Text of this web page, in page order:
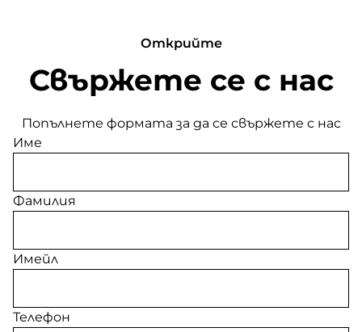
Открийте
Свържете се с нас
Попълнете формата за да се свържете с нас
Име
Фамилия
Имейл
Телефон